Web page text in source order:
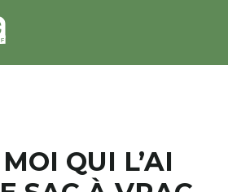
MOI QUI L’AI